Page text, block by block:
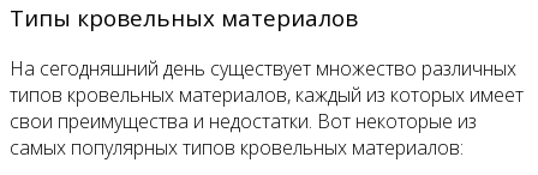
Типы кровельных материалов
На сегодняшний день существует множество различных
типов кровельных материалов, каждый из которых имеет
свои преимущества и недостатки. Вот некоторые из
самых популярных типов кровельных материалов: